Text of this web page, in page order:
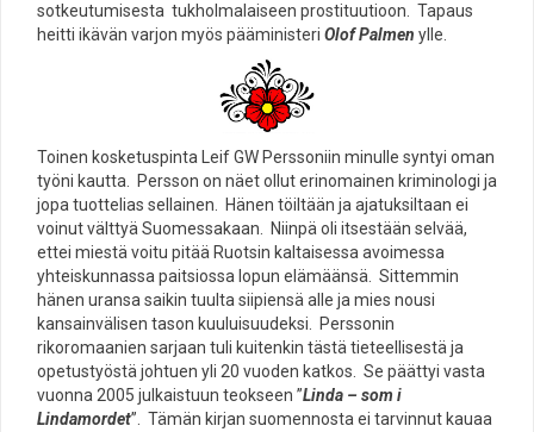
sotkeutumisesta tukholmalaiseen prostituutioon. Tapaus
heitti ikävän varjon myös pääministeri Olof Palmen ylle.
Toinen kosketuspinta Leif GW Perssoniin minulle syntyi oman
työni kautta. Persson on näet ollut erinomainen kriminologi ja
jopa tuottelias sellainen. Hänen töiltään ja ajatuksiltaan ei
voinut välttyä Suomessakaan. Niinpä oli itsestään selvää,
ettei miestä voitu pitää Ruotsin kaltaisessa avoimessa
yhteiskunnassa paitsiossa lopun elämäänsä. Sittemmin
hänen uransa saikin tuulta siipiensä alle ja mies nousi
kansainvälisen tason kuuluisuudeksi. Perssonin
rikoromaanien sarjaan tuli kuitenkin tästä tieteellisestä ja
opetustyöstä johtuen yli 20 vuoden katkos. Se päättyi vasta
vuonna 2005 julkaistuun teokseen ”Linda – som i
Lindamordet”. Tämän kirjan suomennosta ei tarvinnut kauaa